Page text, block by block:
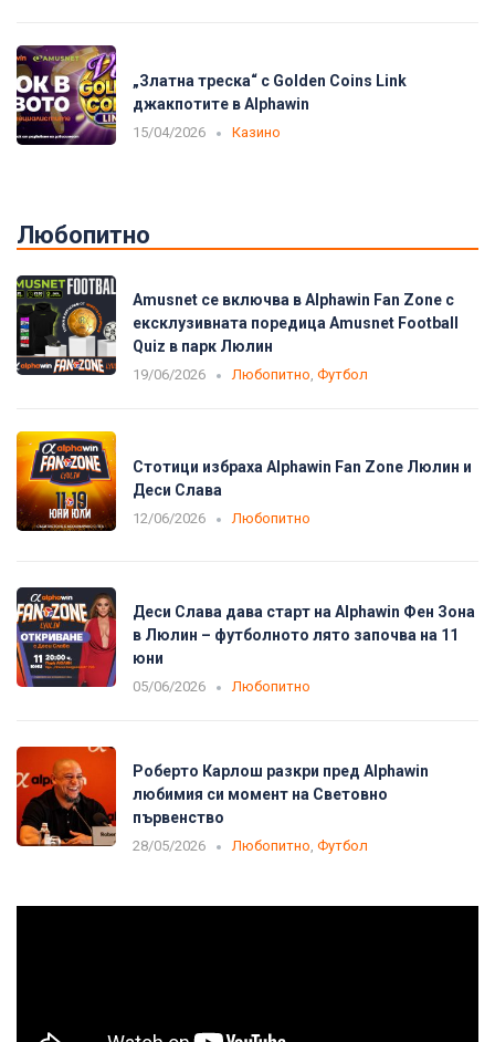
„Златна треска“ с Golden Coins Link
джакпотите в Alphawin
15/04/2026 Казино
Любопитно
Amusnet се включва в Alphawin Fan Zone с
ексклузивната поредица Amusnet Football
Quiz в парк Люлин
19/06/2026 Любопитно Футбол
Стотици избраха Alphawin Fan Zone Люлин и
Деси Слава
12/06/2026 Любопитно
Деси Слава дава старт на Alphawin Фен Зона
в Люлин – футболното лято започва на 11
юни
05/06/2026 Любопитно
Роберто Карлош разкри пред Alphawin
любимия си момент на Световно
първенство
28/05/2026 Любопитно Футбол